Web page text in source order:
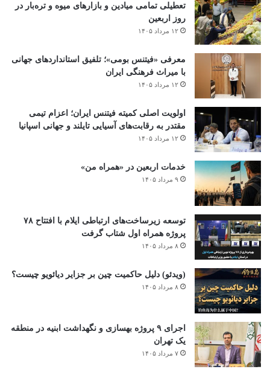
تعطیلی تمامی میادین و بازارهای میوه و تره‌بار در
روز اربعین
۱۲ مرداد ۱۴۰۵
معرفی «فیتنس بومی»؛ تلفیق استانداردهای جهانی
با میراث فرهنگی ایران
۱۲ مرداد ۱۴۰۵
اولویت اصلی کمیته فیتنس ایران؛ اعزام تیمی
مقتدر به رقابت‌های آسیایی تایلند و جهانی اسپانیا
۱۲ مرداد ۱۴۰۵
خدمات اربعین در «همراه من»
۹ مرداد ۱۴۰۵
توسعه زیرساخت‌های ارتباطی ایلام با افتتاح ۷۸
پروژه همراه اول شتاب گرفت
۸ مرداد ۱۴۰۵
(ویدئو) دلیل حاکمیت چین بر جزایر دیائویو چیست؟
۸ مرداد ۱۴۰۵
اجرای ۹ پروژه بهسازی و نگهداشت ابنیه در منطقه
یک تهران
۷ مرداد ۱۴۰۵